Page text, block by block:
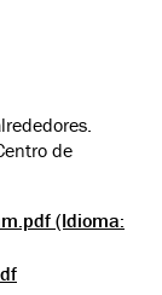
de
(Idioma: